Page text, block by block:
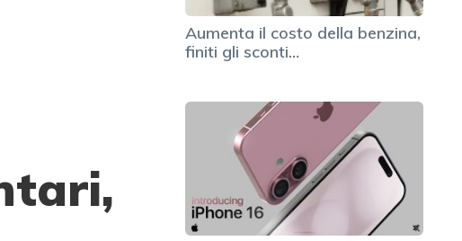
Aumenta il costo della benzina,
finiti gli sconti…